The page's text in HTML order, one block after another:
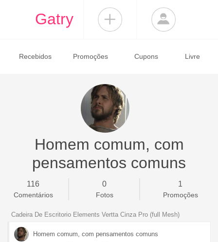
Gatry
Recebidos Promoções Cupons Livre
Homem comum, com
pensamentos comuns
116
Comentários
0
Fotos
1
Promoções
Cadeira De Escritorio Elements Vertta Cinza Pro (full Mesh)
Homem comum, com pensamentos comuns